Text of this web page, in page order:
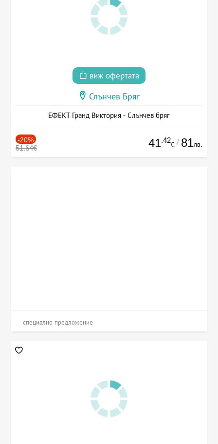
виж офертата
Слънчев Бряг
ЕФЕКТ Гранд Виктория - Слънчев бряг
-20%
51.64€ 41.42
€ / 81лв.
специално предложение